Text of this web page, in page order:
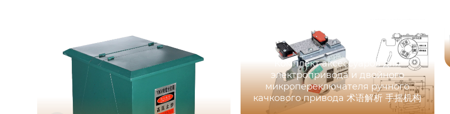
Комплект аксессуаров для
электропривода и двойного
микропереключателя ручного
качкового привода 术语解析 手摇机构